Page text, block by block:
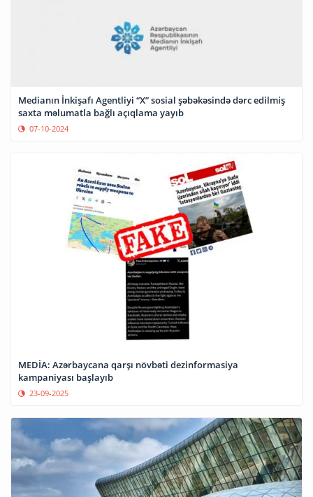
Medianın İnkişafı Agentliyi “X” sosial şəbəkəsində dərc edilmiş
saxta məlumatla bağlı açıqlama yayıb
07-10-2024
MEDİA: Azərbaycana qarşı növbəti dezinformasiya
kampaniyası başlayıb
23-09-2025